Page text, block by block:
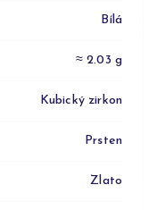
Bílá
≈ 2.03 g
Kubický zirkon
Prsten
Zlato